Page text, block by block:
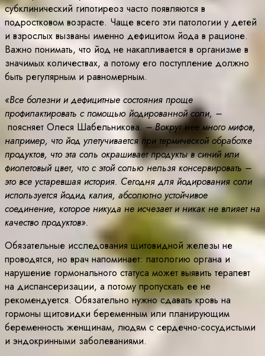
субклинический гипотиреоз часто появляются в
подростковом возрасте. Чаще всего эти патологии у детей
и взрослых вызваны именно дефицитом йода в рационе.
Важно понимать, что йод не накапливается в организме в
значимых количествах, а потому его поступление должно
быть регулярным и равномерным.
«Все болезни и дефицитные состояния проще
профилактировать с помощью йодированной соли, –
поясняет Олеся Шабельникова.– Вокруг нее много мифов,
например, что йод улетучивается при термической обработке
продуктов, что эта соль окрашивает продукты в синий или
фиолетовый цвет, что с этой солью нельзя консервировать –
это все устаревшая история. Сегодня для йодирования соли
используется йодид калия, абсолютно устойчивое
соединение, которое никуда не исчезает и никак не влияет на
качество продуктов».
Обязательные исследования щитовидной железы не
проводятся, но врач напоминает: патологию органа и
нарушение гормонального статуса может выявить терапевт
на диспансеризации, а потому пропускать ее не
рекомендуется. Обязательно нужно сдавать кровь на
гормоны щитовидки беременным или планирующим
беременность женщинам, людям с сердечно-сосудистыми
и эндокринными заболеваниями.